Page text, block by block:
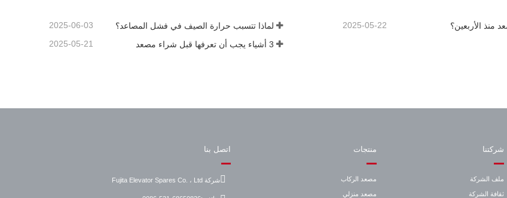
لماذا تتسبب حرارة الصيف في فشل المصاعد؟ 2025-06-03 منذ الأربعين؟ 2025-05-22
3 أشياء يجب أن تعرفها قبل شراء مصعد 2025-05-21
اتصل بنا
شركة Fujita Elevator Spares Co. ، Ltd
منتجات
مصعد الركاب
مصعد منزلي
شركتنا
ملف الشركة
ثقافة الشركة